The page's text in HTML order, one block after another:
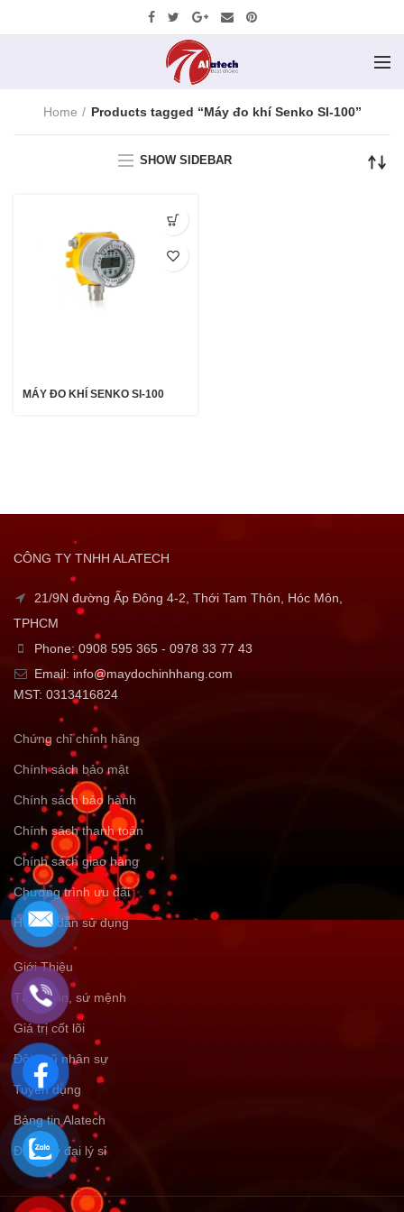
Home Products tagged “Máy đo khí Senko SI-100”
SHOW SIDEBAR
MÁY ĐO KHÍ SENKO SI-100
CÔNG TY TNHH ALATECH
21/9N đường Ấp Đông 4-2, Thới Tam Thôn, Hóc Môn,
TPHCM
Phone: 0908 595 365 - 0978 33 77 43
Email: info@maydochinhhang.com
MST: 0313416824
Chứng chỉ chính hãng
Chính sách bảo mật
Chính sách bảo hành
Chính sách thanh toán
Chính sách giao hàng
Chương trình ưu đãi
Hướng dẫn sử dụng
Giới Thiệu
Tầm nhìn, sứ mệnh
Giá trị cốt lõi
Đội ngũ nhân sự
Tuyển dụng
Bảng tin Alatech
Đăng ký đại lý sỉ